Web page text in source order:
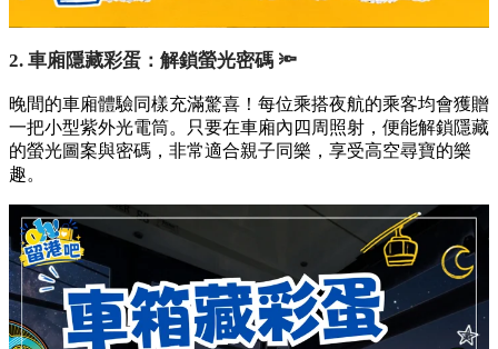
2. 車廂隱藏彩蛋：解鎖螢光密碼 🔦
晚間的車廂體驗同樣充滿驚喜！每位乘搭夜航的乘客均會獲贈
一把小型紫外光電筒。只要在車廂內四周照射，便能解鎖隱藏
的螢光圖案與密碼，非常適合親子同樂，享受高空尋寶的樂
趣。